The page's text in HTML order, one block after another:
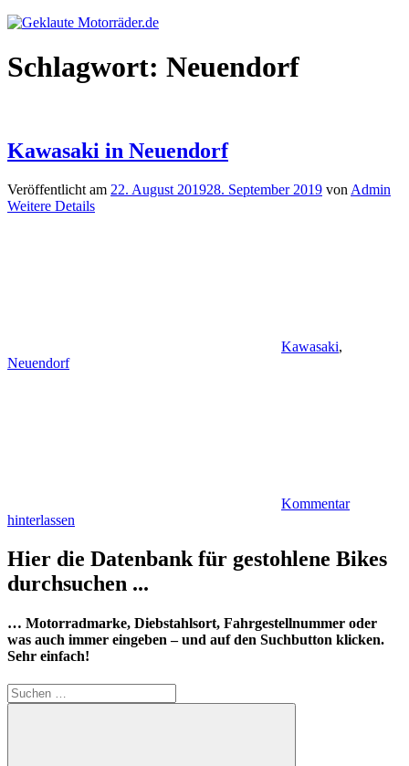
Schlagwort: Neuendorf
Kawasaki in Neuendorf
Veröffentlicht am 22. August 201928. September 2019 von Admin
Weitere Details
Kawasaki,
Neuendorf
Kommentar
hinterlassen
Hier die Datenbank für gestohlene Bikes
durchsuchen ...
… Motorradmarke, Diebstahlsort, Fahrgestellnummer oder
was auch immer eingeben – und auf den Suchbutton klicken.
Sehr einfach!
Suchen
nach: